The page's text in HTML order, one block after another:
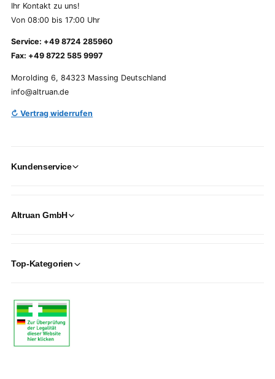
Ihr Kontakt zu uns!
Von 08:00 bis 17:00 Uhr
Service: +49 8724 285960
Fax: +49 8722 585 9997
Morolding 6, 84323 Massing Deutschland
info@altruan.de
↻ Vertrag widerrufen
Kundenservice
Altruan GmbH
Top-Kategorien